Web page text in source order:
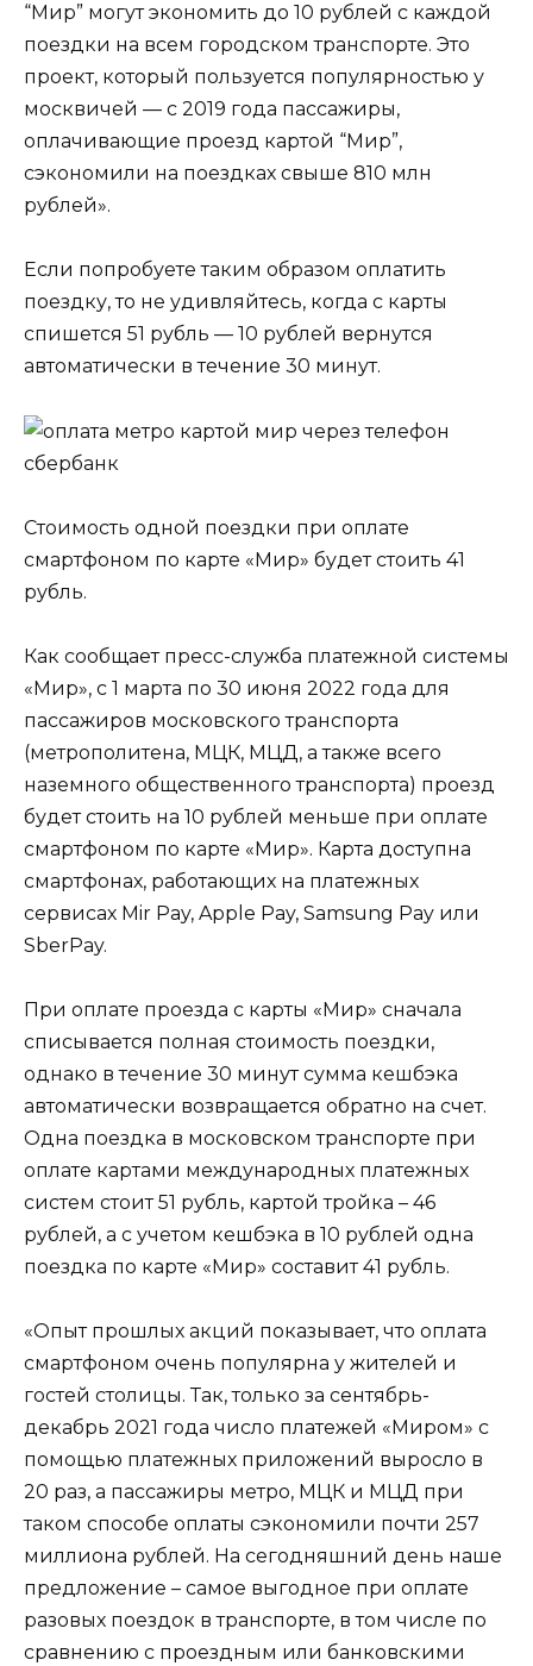
“Мир” могут экономить до 10 рублей с каждой
поездки на всем городском транспорте. Это
проект, который пользуется популярностью у
москвичей — с 2019 года пассажиры,
оплачивающие проезд картой “Мир”,
сэкономили на поездках свыше 810 млн
рублей».
Если попробуете таким образом оплатить
поездку, то не удивляйтесь, когда с карты
спишется 51 рубль — 10 рублей вернутся
автоматически в течение 30 минут.
Стоимость одной поездки при оплате
смартфоном по карте «Мир» будет стоить 41
рубль.
Как сообщает пресс-служба платежной системы
«Мир», с 1 марта по 30 июня 2022 года для
пассажиров московского транспорта
(метрополитена, МЦК, МЦД, а также всего
наземного общественного транспорта) проезд
будет стоить на 10 рублей меньше при оплате
смартфоном по карте «Мир». Карта доступна
смартфонах, работающих на платежных
сервисах Mir Pay, Apple Pay, Samsung Pay или
SberPay.
При оплате проезда с карты «Мир» сначала
списывается полная стоимость поездки,
однако в течение 30 минут сумма кешбэка
автоматически возвращается обратно на счет.
Одна поездка в московском транспорте при
оплате картами международных платежных
систем стоит 51 рубль, картой тройка – 46
рублей, а с учетом кешбэка в 10 рублей одна
поездка по карте «Мир» составит 41 рубль.
«Опыт прошлых акций показывает, что оплата
смартфоном очень популярна у жителей и
гостей столицы. Так, только за сентябрь-
декабрь 2021 года число платежей «Миром» с
помощью платежных приложений выросло в
20 раз, а пассажиры метро, МЦК и МЦД при
таком способе оплаты сэкономили почти 257
миллиона рублей. На сегодняшний день наше
предложение – самое выгодное при оплате
разовых поездок в транспорте, в том числе по
сравнению с проездным или банковскими